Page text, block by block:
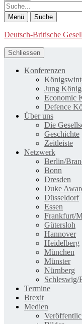
Suche
Menü Suche
Deutsch-Britische
Schliessen
Konferenzen
Jung
Economic
Defence
Über uns
Die
Geschichte
Zeitleiste
Netzwerk
Berlin/
Bonn
Dresden
Duke
Düsseldorf
Essen
Frankfurt/
Gütersloh
Hannover
Heidelberg
München
Münster
Nürnberg
Schleswig/
Termine
Brexit
Medien